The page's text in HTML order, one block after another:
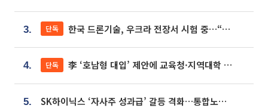
3. 단독 한국 드론기술, 우크라 전장서 시험 중…“스타트업 여러 곳 참여”
4. 단독 李 ‘호남형 대입’ 제안에 교육청·지역대학 서·논술형 입시 연계 '착수'
5. SK하이닉스 ‘자사주 성과급’ 갈등 격화…통합노조 출범 움직임